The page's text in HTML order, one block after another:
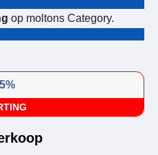
op moltons Category.